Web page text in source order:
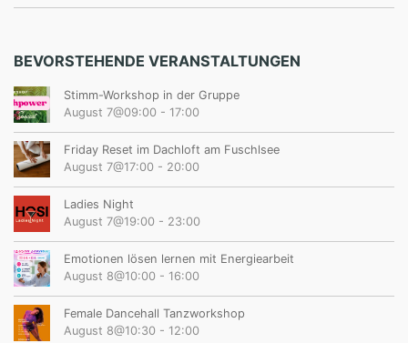
BEVORSTEHENDE VERANSTALTUNGEN
Stimm-Workshop in der Gruppe
August 7@09:00 - 17:00
Friday Reset im Dachloft am Fuschlsee
August 7@17:00 - 20:00
Ladies Night
August 7@19:00 - 23:00
Emotionen lösen lernen mit Energiearbeit
August 8@10:00 - 16:00
Female Dancehall Tanzworkshop
August 8@10:30 - 12:00